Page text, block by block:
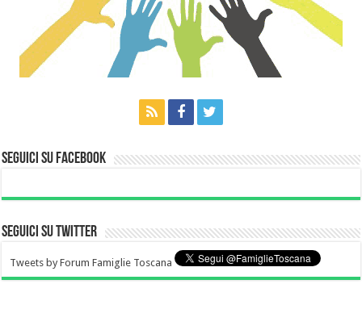
Seguici su Facebook
Seguici su Twitter
Tweets by Forum Famiglie Toscana